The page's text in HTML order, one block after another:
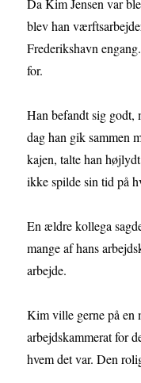
Da Kim Jensen var
blev han
Frederikshavn
for.
Han befandt sig godt,
dag han gik sammen
kajen, talte han
ikke spilde sin tid på
En ældre kollega
mange af hans
arbejde.
Kim ville gerne på en
arbejdskammerat for
hvem det var. Den